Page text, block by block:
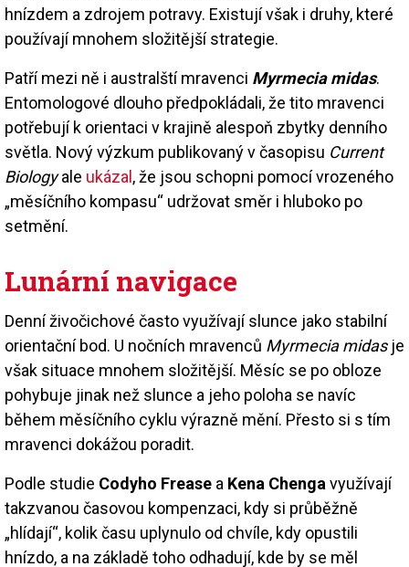
hnízdem a zdrojem potravy. Existují však i druhy, které
používají mnohem složitější strategie.
Patří mezi ně i australští mravenci Myrmecia midas.
Entomologové dlouho předpokládali, že tito mravenci
potřebují k orientaci v krajině alespoň zbytky denního
světla. Nový výzkum publikovaný v časopisu Current
Biologyale ukázal, že jsou schopni pomocí vrozeného
„měsíčního kompasu“ udržovat směr i hluboko po
setmění.
Lunární navigace
Denní živočichové často využívají slunce jako stabilní
orientační bod. U nočních mravenců Myrmecia midasje
však situace mnohem složitější. Měsíc se po obloze
pohybuje jinak než slunce a jeho poloha se navíc
během měsíčního cyklu výrazně mění. Přesto si s tím
mravenci dokážou poradit.
Podle studie Codyho Frease a Kena Chenga využívají
takzvanou časovou kompenzaci, kdy si průběžně
„hlídají“, kolik času uplynulo od chvíle, kdy opustili
hnízdo, a na základě toho odhadují, kde by se měl